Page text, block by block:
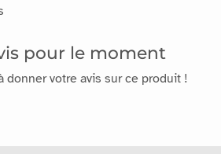
pour le moment
donner votre avis sur ce produit !